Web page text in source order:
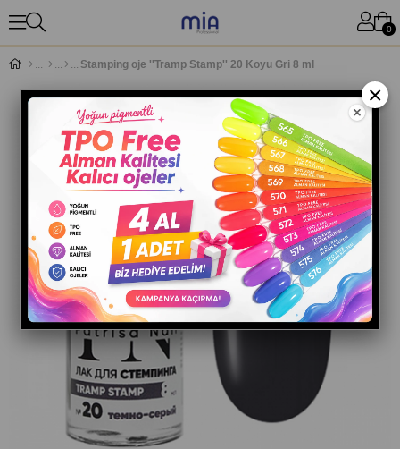
0
Stamping oje ''Tramp Stamp'' 20 Koyu Gri 8 ml
×